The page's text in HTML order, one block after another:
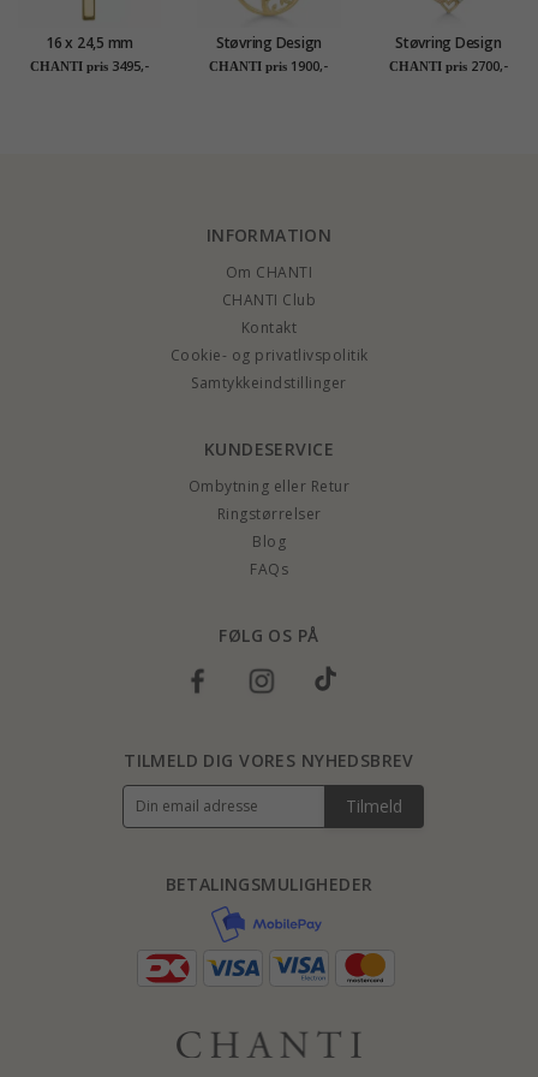
16 x 24,5 mm
Støvring Design kors
CHANTI pris 3495,-
Støvring Design
livets træ Halskæde
CHANTI pris 1900,-
Støvring Design
hjerte Halskæde med
CHANTI pris 2700,-
INFORMATION
Om CHANTI
CHANTI Club
Kontakt
Cookie- og privatlivspolitik
Samtykkeindstillinger
KUNDESERVICE
Ombytning eller Retur
Ringstørrelser
Blog
FAQs
FØLG OS PÅ
BETALINGSMULIGHEDER
TILMELD DIG VORES NYHEDSBREV
Tilmeld